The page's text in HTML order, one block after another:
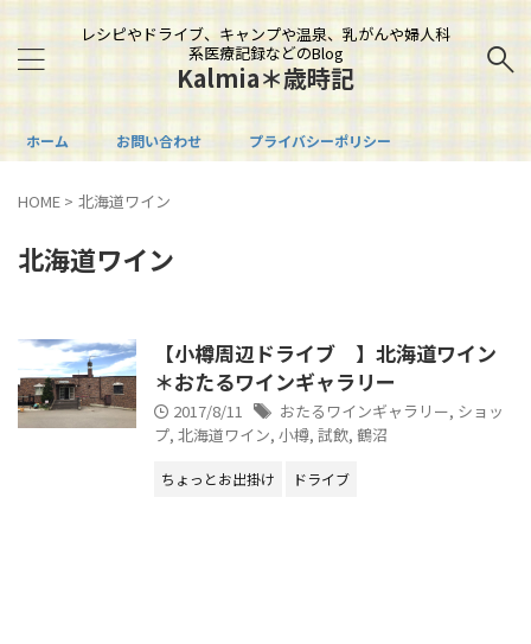
レシピやドライブ、キャンプや温泉、乳がんや婦人科
系医療記録などのBlog
Kalmia＊歳時記
ホーム お問い合わせ プライバシーポリシー
HOME > 北海道ワイン
北海道ワイン
【小樽周辺ドライブ 】北海道ワイン
＊おたるワインギャラリー
2017/8/11 おたるワインギャラリー, ショッ
プ, 北海道ワイン, 小樽, 試飲, 鶴沼
ちょっとお出掛け ドライブ